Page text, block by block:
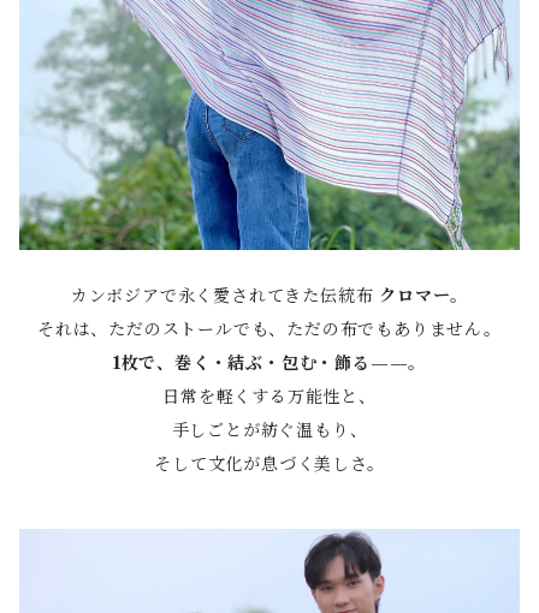
カンボジアで永く愛されてきた伝統布 クロマー。
それは、ただのストールでも、ただの布でもありません。
1枚で、巻く・結ぶ・包む・飾る——。
日常を軽くする万能性と、
手しごとが紡ぐ温もり、
そして文化が息づく美しさ。